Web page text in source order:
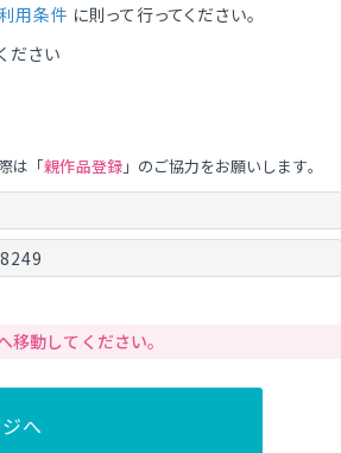
利用条件 に則って行ってください。
ださい
は「親作品登録」のご協力をお願いします。
動してください。
へ